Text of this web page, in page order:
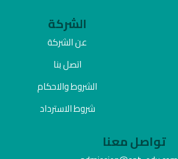
الشركة
عن الشركة
اتصل بنا
الشروط والاحكام
شروط الاسترداد
تواصل معنا